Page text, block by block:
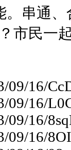
。串通
市民一
09/16/
09/16/
09/16/
09/16/